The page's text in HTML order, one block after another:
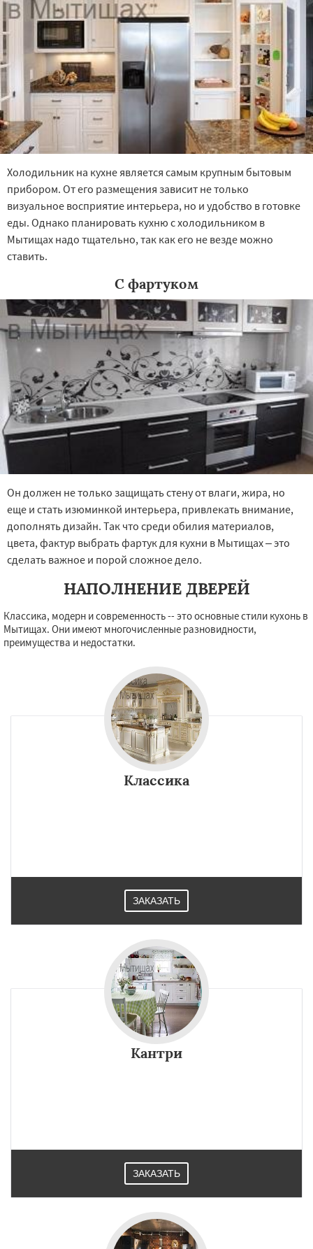
Холодильник на кухне является самым крупным бытовым
прибором. От его размещения зависит не только
визуальное восприятие интерьера, но и удобство в готовке
еды. Однако планировать кухню с холодильником в
Мытищах надо тщательно, так как его не везде можно
ставить.
С фартуком
Он должен не только защищать стену от влаги, жира, но
еще и стать изюминкой интерьера, привлекать внимание,
дополнять дизайн. Так что среди обилия материалов,
цвета, фактур выбрать фартук для кухни в Мытищах – это
сделать важное и порой сложное дело.
НАПОЛНЕНИЕ ДВЕРЕЙ
Классика, модерн и современность -- это основные стили кухонь в
Мытищах. Они имеют многочисленные разновидности,
преимущества и недостатки.
Классика
ЗАКАЗАТЬ
Кантри
ЗАКАЗАТЬ